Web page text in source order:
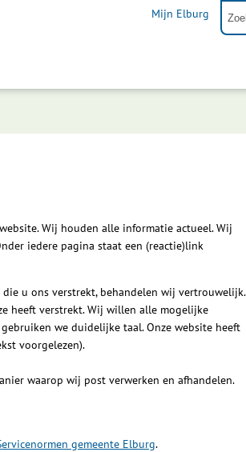
Mijn Elburg
Wij houden alle informatie actueel. Wij
iedere pagina staat een (reactie)link
u ons verstrekt, behandelen wij vertrouwelijk.
heeft verstrekt. Wij willen alle mogelijke
we duidelijke taal. Onze website heeft
voorgelezen).
waarop wij post verwerken en afhandelen.
gemeente Elburg.